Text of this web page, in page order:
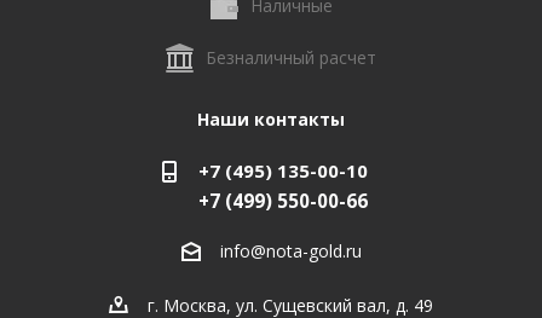
Наличные
Безналичный расчет
Наши контакты
+7 (495) 135-00-10
+7 (499) 550-00-66
info@nota-gold.ru
г. Москва, ул. Сущевский вал, д. 49